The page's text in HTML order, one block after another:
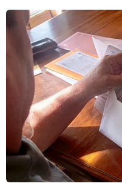
USD, từ mức thâm
Năm.
Xuất khẩu, động
giảm 5,9% so với
của tháng Năm.
so với tháng Năm
1,8%.
[Kinh tế Thái Lan
nhờ du lịch phục